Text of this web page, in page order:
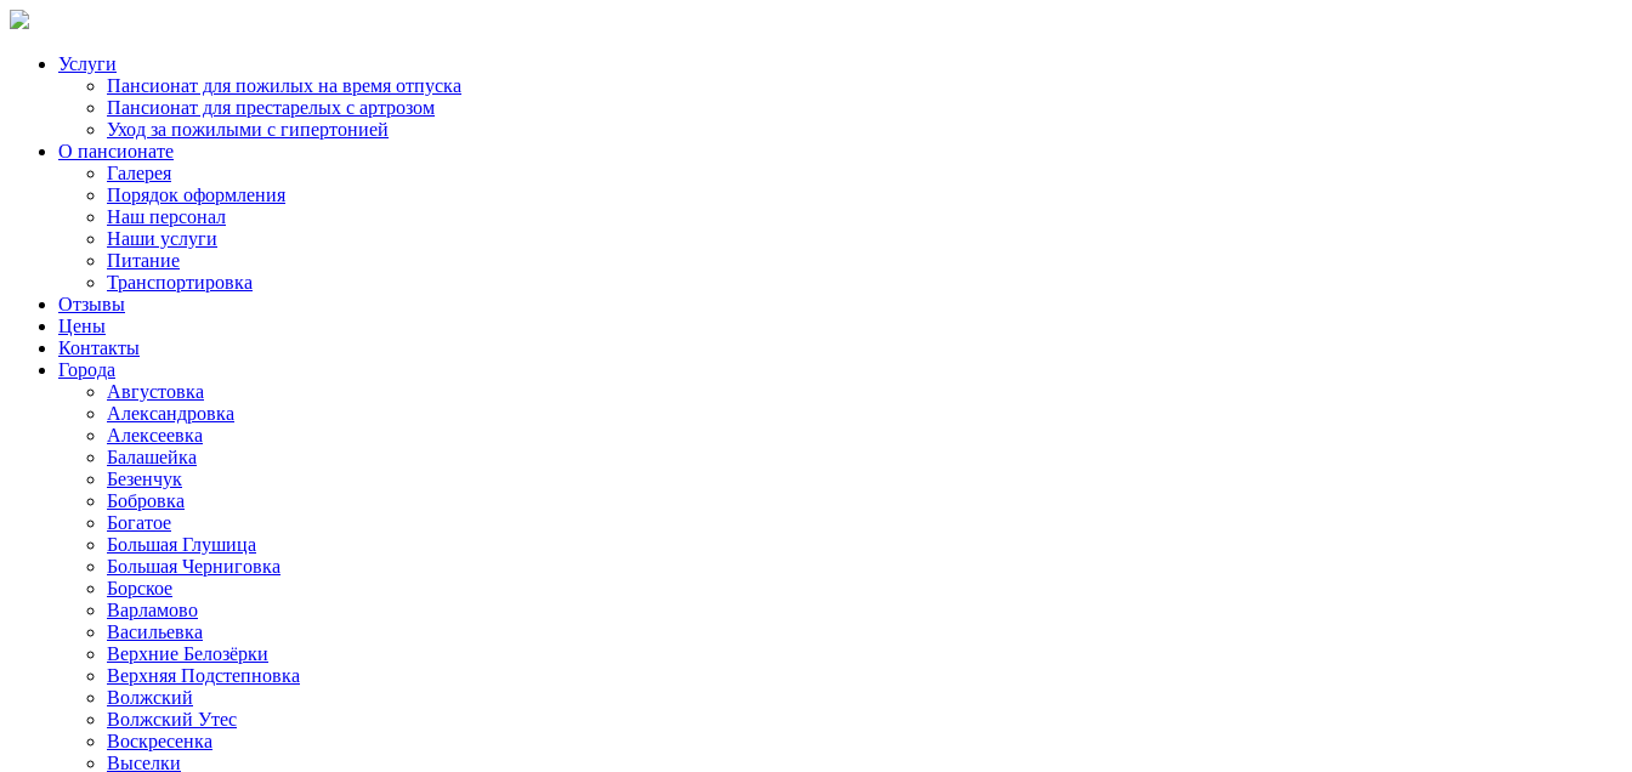
Услуги
Пансионат для пожилых на время отпуска
Пансионат для престарелых с артрозом
Уход за пожилыми с гипертонией
О пансионате
Галерея
Порядок оформления
Наш персонал
Наши услуги
Питание
Транспортировка
Отзывы
Цены
Контакты
Города
Августовка
Александровка
Алексеевка
Балашейка
Безенчук
Бобровка
Богатое
Большая Глушица
Большая Черниговка
Борское
Варламово
Васильевка
Верхние Белозёрки
Верхняя Подстепновка
Волжский
Волжский Утес
Воскресенка
Выселки